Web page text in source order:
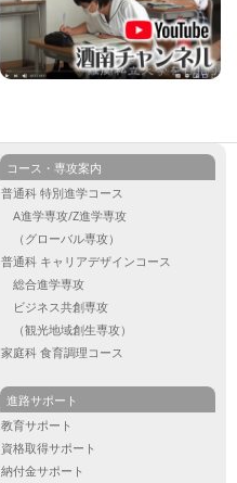
コース・専攻案内
普通科 特別進学コース
A進学専攻/Z進学専攻
（グローバル専攻）
普通科 キャリアデザインコース
総合進学専攻
ビジネス共創専攻
（観光地域創生専攻）
家庭科 食育調理コース
進路サポート
教育サポート
資格取得サポート
納付金サポート